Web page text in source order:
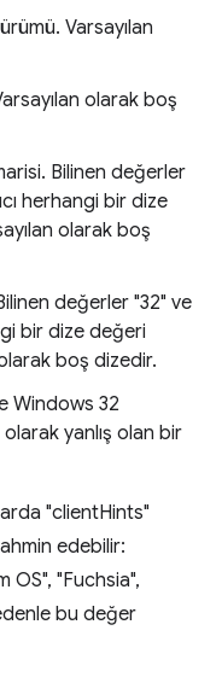
Varsayılan
olarak boş
Bilinen değerler
herhangi bir dize
olarak boş
değerler "32" ve
bir dize değeri
boş dizedir.
Windows 32
yanlış olan bir
"clientHints"
edebilir:
OS", "Fuchsia",
bu değer